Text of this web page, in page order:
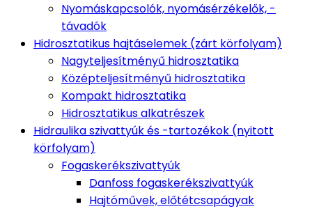
Nyomáskapcsolók, nyomásérzékelők, -
távadók
Hidrosztatikus hajtáselemek (zárt körfolyam)
Nagyteljesítményű hidrosztatika
Középteljesítményű hidrosztatika
Kompakt hidrosztatika
Hidrosztatikus alkatrészek
Hidraulika szivattyúk és -tartozékok (nyitott
körfolyam)
Fogaskerékszivattyúk
Danfoss fogaskerékszivattyúk
Hajtóművek, előtétcsapágyak